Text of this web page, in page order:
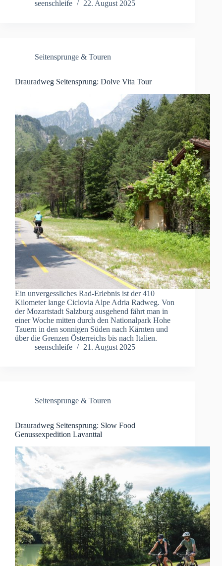
seenschleife 22. August 2025
Seitensprunge & Touren
Drauradweg Seitensprung: Dolve Vita Tour
Ein unvergessliches Rad-Erlebnis ist der 410
Kilometer lange Ciclovia Alpe Adria Radweg. Von
der Mozartstadt Salzburg ausgehend fährt man in
einer Woche mitten durch den Nationalpark Hohe
Tauern in den sonnigen Süden nach Kärnten und
über die Grenzen Österreichs bis nach Italien.
seenschleife
21. August 2025
Seitensprunge & Touren
Drauradweg Seitensprung: Slow Food
Genussexpedition Lavanttal